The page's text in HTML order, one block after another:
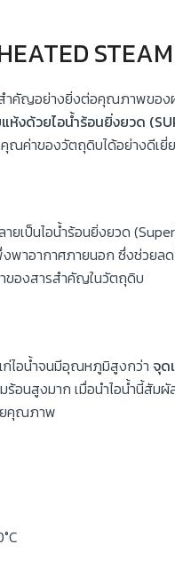
STEAM
สำคัญอย่างยิ่งต่อคุณภาพขอ
ห้งด้วยไอน้ำร้อนยิ่งยวด
คุณค่าของวัตถุดิบได้อย่างดีเยี่
เป็นไอน้ำร้อนยิ่งยวด
งพาอากาศภายนอก ซึ่งช่วยล
ของสารสำคัญในวัตถุดิบ
ก่ไอน้ำจนมีอุณหภูมิสูงกว่า จุด
ร้อนสูงมาก เมื่อนำไอน้ำนี้สัม
ยคุณภาพ